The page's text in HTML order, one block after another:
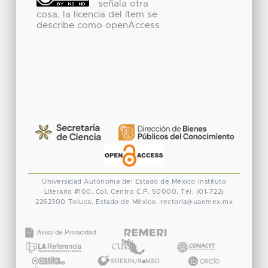
señala otra
cosa, la licencia del ítem se
describe como openAccess
Universidad Autónoma del Estado de México
Instituto
Literario #100. Col. Centro C.P. 50000. Tel. (01-722)
2262300 Toluca, Estado de México. rectoria@uaemex.mx